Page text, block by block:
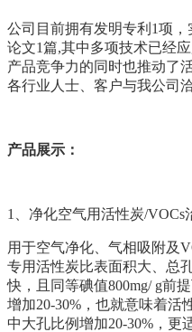
公司目前拥有发明专利1项
论文1篇,其中多项技术已经
产品竞争力的同时也推动了
各行业人士、客户与我公司
产品展示：
1、 净化空气用活性炭/VOCs
用于空气净化、气相吸附及
专用活性炭比表面积大、总
快，且同等碘值800mg/ g前
增加20-30%，也就意味着活
中大孔比例增加20-30%，更